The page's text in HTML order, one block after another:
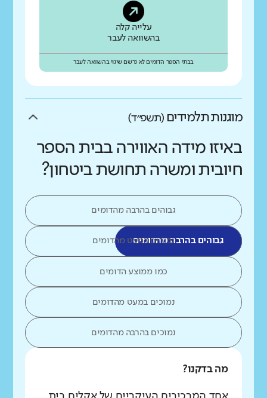
עלייה קלה
בהשוואה לעבר
בבתי הספר הדומים לא נרשם שינוי בהשוואה לעבר
מוגנות תלמידים (תשפ״ד)
באיזו מידה האווירה בבית הספר
חיובית ומשרה תחושת ביטחון?
גבוהים בהרבה מהדומים
גבוהים בהרבה מהדומיםגבוהים במעט מהדומים
כמו ממוצע הדומים
נמוכים במעט מהדומים
נמוכים בהרבה מהדומים
מה בדקנו?